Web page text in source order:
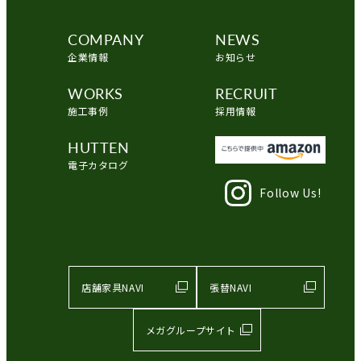
COMPANY
企業情報
WORKS
施工事例
HUTTEN
電子カタログ
NEWS
お知らせ
RECRUIT
採用情報
Follow Us!
店舗家具NAVI 張替NAVI
メガグループサイト